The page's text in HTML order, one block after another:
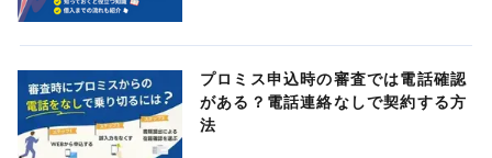
プロミス申込時の審査では電話確認
がある？電話連絡なしで契約する方
法